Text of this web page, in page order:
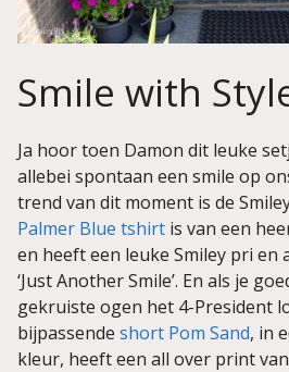
Smile with
Ja hoor toen Damon dit leuke
allebei spontaan een smile op
trend van dit moment is de
Palmer Blue tshirt is van een
en heeft een leuke Smiley pri en
‘Just Another Smile’. En als je
gekruiste ogen het 4-President
bijpassende short Pom Sand, in
kleur, heeft een all over print